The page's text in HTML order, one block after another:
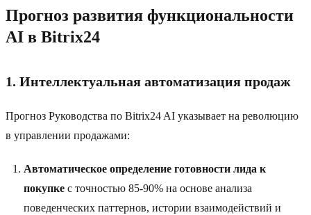
Прогноз развития функциональности
AI в Bitrix24
1. Интеллектуальная автоматизация продаж
Прогноз Руководства по Bitrix24 AI указывает на революцию
в управлении продажами:
Автоматическое определение готовности лида к
покупке с точностью 85-90% на основе анализа
поведенческих паттернов, истории взаимодействий и